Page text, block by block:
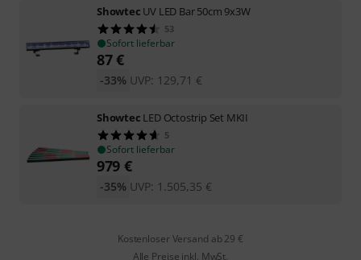
Showtec UV LED Bar 50cm 9x3W
53
Sofort lieferbar
87€
UVP: 129,71 €
-33%
Showtec LED Octostrip Set MKII
5
Sofort lieferbar
979 €
UVP: 1.505,35 €
-35%
Kostenloser Versand ab 29 €
Alle Preise inkl. MwSt.